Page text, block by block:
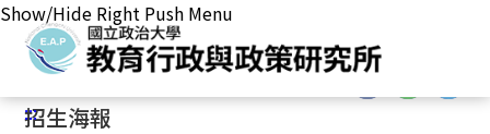
Show/Hide Right Push Menu
首頁/主要業務/招生事務/
:::
招生海報